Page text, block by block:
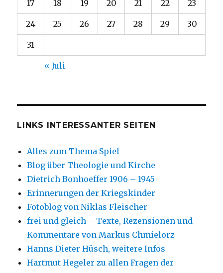
17 18 19 20 21 22 23
24 25 26 27 28 29 30
31
« Juli
LINKS INTERESSANTER SEITEN
Alles zum Thema Spiel
Blog über Theologie und Kirche
Dietrich Bonhoeffer 1906 – 1945
Erinnerungen der Kriegskinder
Fotoblog von Niklas Fleischer
frei und gleich – Texte, Rezensionen und
Kommentare von Markus Chmielorz
Hanns Dieter Hüsch, weitere Infos
Hartmut Hegeler zu allen Fragen der